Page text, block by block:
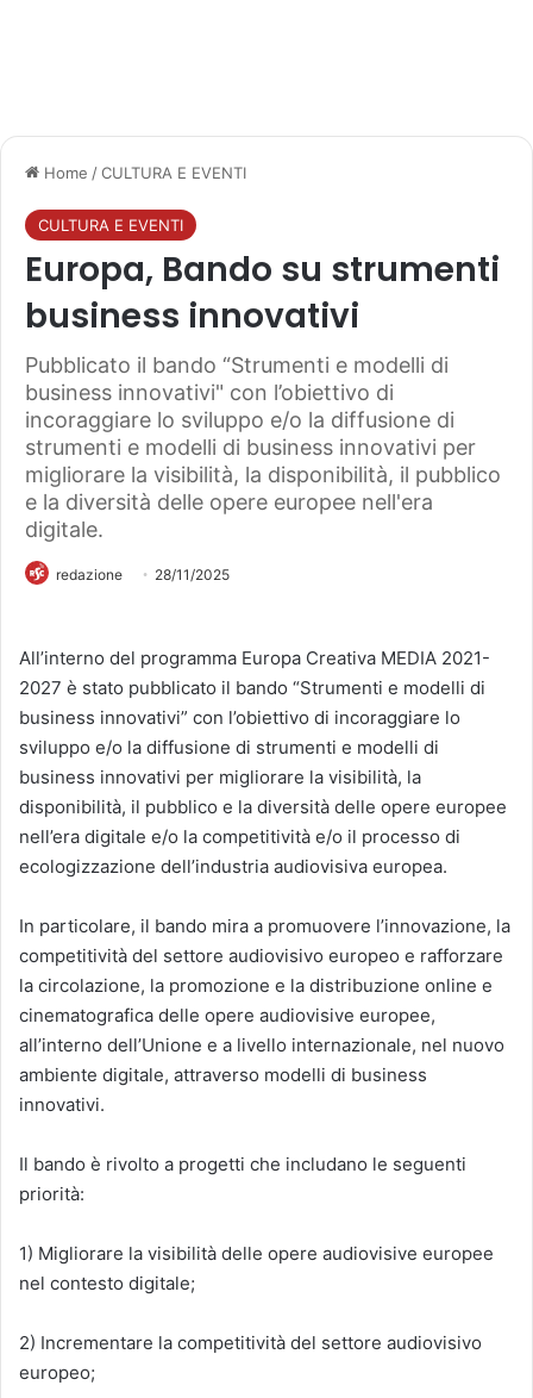
Home /CULTURA E EVENTI
CULTURA E EVENTI
Europa, Bando su strumenti
business innovativi
Pubblicato il bando “Strumenti e modelli di
business innovativi" con l’obiettivo di
incoraggiare lo sviluppo e/o la diffusione di
strumenti e modelli di business innovativi per
migliorare la visibilità, la disponibilità, il pubblico
e la diversità delle opere europee nell'era
digitale.
redazione 28/11/2025
All’interno del programma Europa Creativa MEDIA 2021-
2027 è stato pubblicato il bando “Strumenti e modelli di
business innovativi” con l’obiettivo di incoraggiare lo
sviluppo e/o la diffusione di strumenti e modelli di
business innovativi per migliorare la visibilità, la
disponibilità, il pubblico e la diversità delle opere europee
nell’era digitale e/o la competitività e/o il processo di
ecologizzazione dell’industria audiovisiva europea.
In particolare, il bando mira a promuovere l’innovazione, la
competitività del settore audiovisivo europeo e rafforzare
la circolazione, la promozione e la distribuzione online e
cinematografica delle opere audiovisive europee,
all’interno dell’Unione e a livello internazionale, nel nuovo
ambiente digitale, attraverso modelli di business
innovativi.
Il bando è rivolto a progetti che includano le seguenti
priorità:
1) Migliorare la visibilità delle opere audiovisive europee
nel contesto digitale;
2) Incrementare la competitività del settore audiovisivo
europeo;